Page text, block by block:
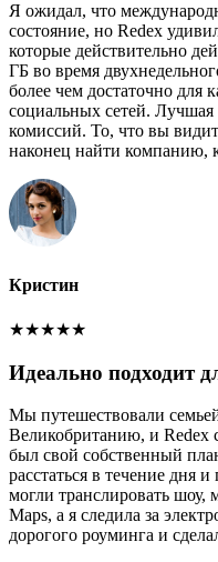
Я ожидал, что
состояние, но Redex
которые действительно
ГБ во время
более чем достаточно для
социальных сетей.
комиссий. То, что вы
наконец найти компанию,
Кристин
★★★★★
Идеально подходит
Мы путешествовали
Великобританию, и Redex
был свой собственный
расстаться в течение дня
могли транслировать
Maps, а я следила за
дорогого роуминга и